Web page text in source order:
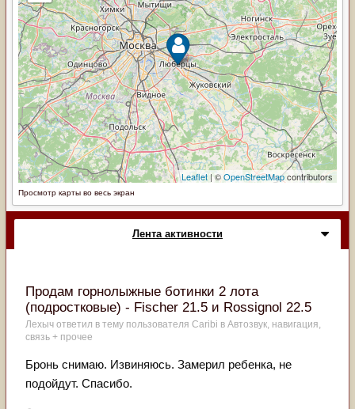
Просмотр карты во весь экран
Лента активности
Продам горнолыжные ботинки 2 лота
(подростковые) - Fischer 21.5 и Rossignol 22.5
Лехыч ответил в тему пользователя Caribi в Автозвук, навигация,
связь + прочее
Бронь снимаю. Извиняюсь. Замерил ребенка, не
подойдут. Спасибо.